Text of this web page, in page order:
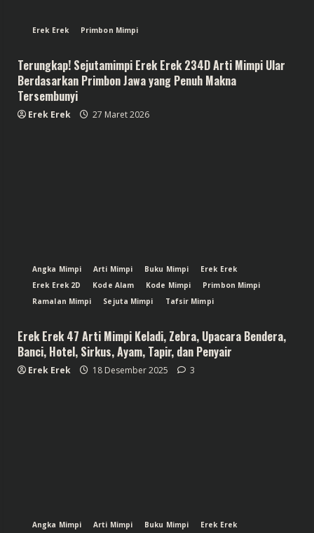
Erek Erek Primbon Mimpi
Terungkap! Sejutamimpi Erek Erek 234D Arti Mimpi Ular
Berdasarkan Primbon Jawa yang Penuh Makna
Tersembunyi
Erek Erek 27 Maret 2026
Angka Mimpi Arti Mimpi Buku Mimpi
Erek Erek
Erek Erek 2D
Kode Alam Kode Mimpi
Primbon Mimpi
Ramalan Mimpi
Sejuta Mimpi Tafsir Mimpi
Erek Erek 47 Arti Mimpi Keladi, Zebra, Upacara Bendera,
Banci, Hotel, Sirkus, Ayam, Tapir, dan Penyair
Erek Erek 18 Desember 2025 3
Angka Mimpi Arti Mimpi Buku Mimpi
Erek Erek